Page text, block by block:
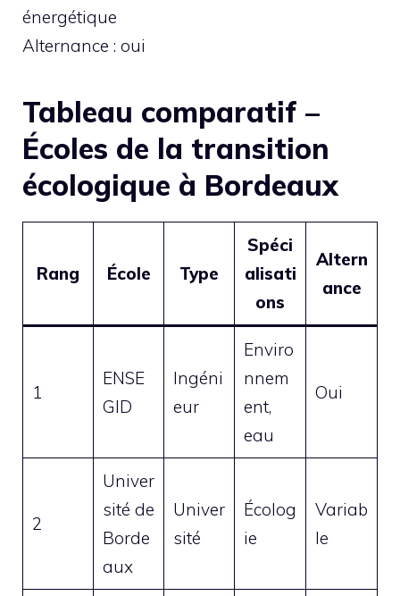
énergétique
Alternance : oui
Tableau comparatif –
Écoles de la transition
écologique à Bordeaux
Rang École Type
Spéci
alisati
ons
Altern
ance
1
ENSE
GID
Ingéni
eur
Enviro
nnem
ent,
eau
Oui
2
Univer
sité de
Borde
aux
Univer
sité
Écolog
ie
Variab
le